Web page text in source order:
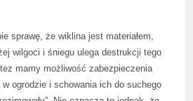
sprawę, że wiklina jest materiałem,
wilgoci i śniegu ulega destrukcji tego
mamy możliwość zabezpieczenia
ogrodzie i schowania ich do suchego